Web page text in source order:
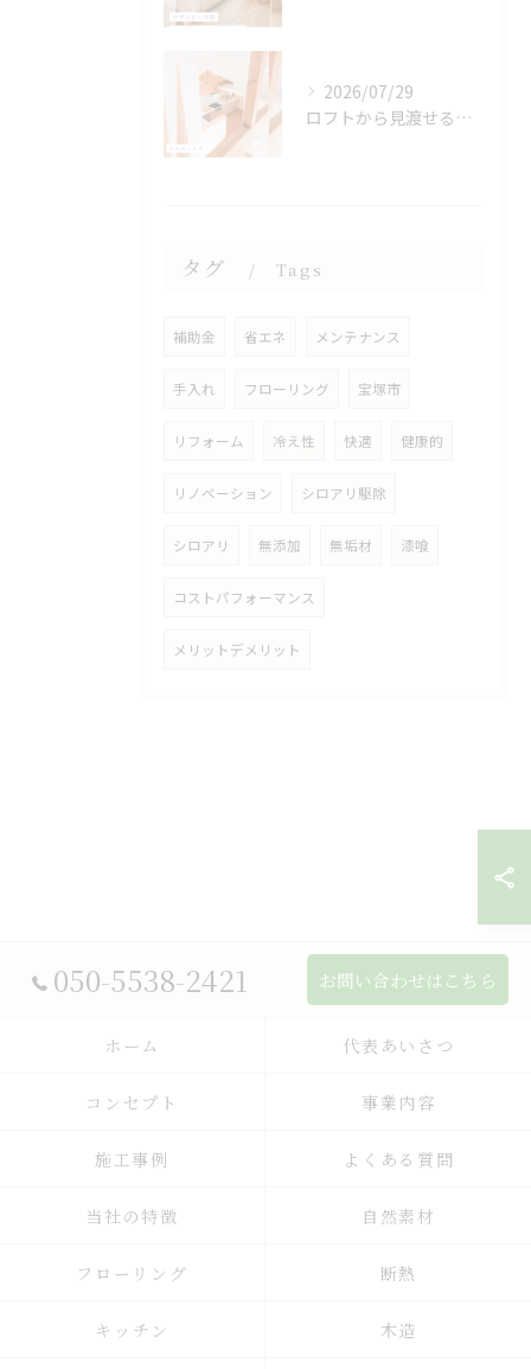
2026/07/29
ロフトから見渡せる、開放的なキッチン🌿
タグ Tags
補助金 省エネ メンテナンス
手入れ フローリング 宝塚市
リフォーム 冷え性 快適 健康的
リノベーション シロアリ駆除
シロアリ 無添加 無垢材 漆喰
コストパフォーマンス
メリットデメリット
050-5538-2421 お問い合わせはこちら
ホーム 代表あいさつ
コンセプト 事業内容
施工事例 よくある質問
当社の特徴 自然素材
フローリング 断熱
キッチン 木造